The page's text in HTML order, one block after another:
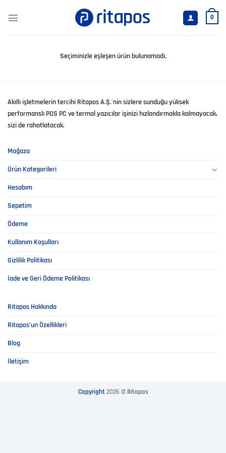
atla
0
Seçiminizle eşleşen ürün bulunamadı.
Akıllı işletmelerin tercihi Ritapos A.Ş.'nin sizlere sunduğu yüksek
performanslı POS PC ve termal yazıcılar işinizi hızlandırmakla kalmayacak,
sizi de rahatlatacak.
Mağaza
Ürün Kategorileri
Hesabım
Sepetim
Ödeme
Kullanım Koşulları
Gizlilik Politikası
İade ve Geri Ödeme Politikası
Ritapos Hakkında
Ritapos’un Özellikleri
Blog
İletişim
Copyright2026 © Ritapos